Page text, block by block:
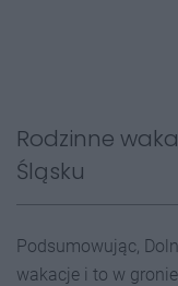
Rodzinne
Śląsku
Podsumowując,
wakacje i to w